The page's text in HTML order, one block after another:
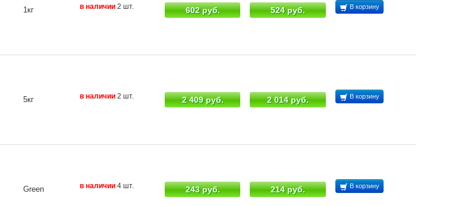
1кг в наличии 2 шт. 602 руб. 524 руб. В корзину
5кг в наличии 2 шт. 2 409 руб. 2 014 руб. В корзину
Green в наличии 4 шт. 243 руб. 214 руб. В корзину